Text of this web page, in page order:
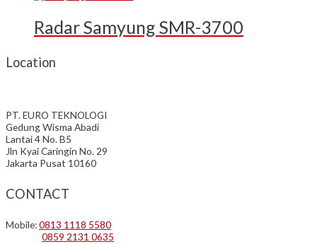
Radar Samyung SMR-3700
Location
PT. EURO TEKNOLOGI
Gedung Wisma Abadi
Lantai 4 No. B5
Jln Kyai Caringin No. 29
Jakarta Pusat 10160
CONTACT
Mobile:0813 1118 5580
0859 2131 0635